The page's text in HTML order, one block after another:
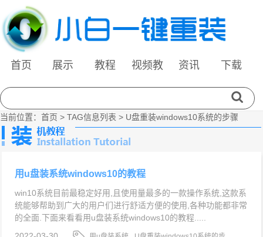
首页 展示 教程
视频教
资讯 下载
当前位置： 首页 > TAG信息列表 > U盘重装windows10系统的步骤
用u盘装系统windows10的教程
win10系统目前最稳定好用,且使用量最多的一款操作系统,这款系
统能够帮助到广大的用户们进行舒适方便的使用,各种功能都非常
的全面.下面来看看用u盘装系统windows10的教程.....